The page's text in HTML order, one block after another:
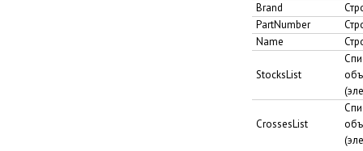
Brand
PartNumber
Name
StocksList
CrossesList